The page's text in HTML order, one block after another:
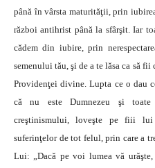
până în vârsta maturităţii, prin
război antihrist până la sfârşit. Iar
cădem din iubire, prin
semenului tău, şi de a te lăsa ca să
Providenţei divine. Lupta ce o dau
că nu este Dumnezeu şi toate
creştinismului, loveşte pe fiii lui
suferinţelor de tot felul, prin care a
Lui: „Dacă pe voi lumea vă